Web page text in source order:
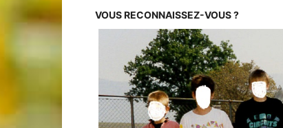
VOUS RECONNAISSEZ-VOUS ?